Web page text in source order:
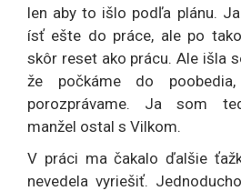
len aby to išlo podľa plánu.
ísť ešte do práce, ale po
skôr reset ako prácu. Ale išla
že počkáme do
porozprávame. Ja som
manžel ostal s Vilkom.
V práci ma čakalo ďalšie
nevedela vyriešiť.